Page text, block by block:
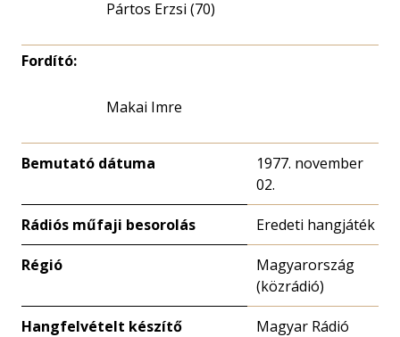
Pártos Erzsi (70)
Fordító:
Makai Imre
Bemutató dátuma
1977. november
02.
Rádiós műfaji besorolás Eredeti hangjáték
Régió
Magyarország
(közrádió)
Hangfelvételt készítő
Magyar Rádió